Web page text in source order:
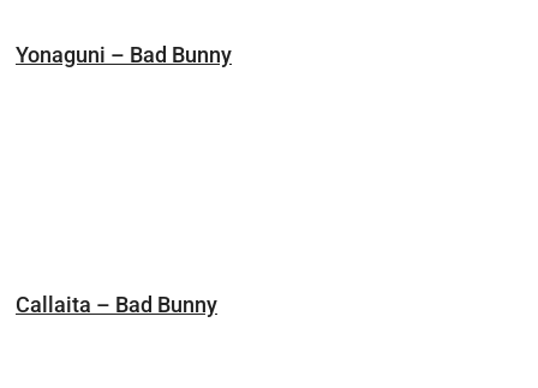
Yonaguni – Bad Bunny
Callaita – Bad Bunny